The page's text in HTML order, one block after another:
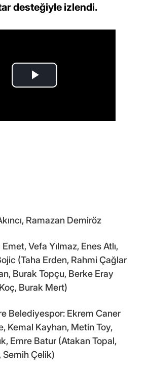
desteğiyle izlendi.
Ramazan Demiröz
Vefa Yılmaz, Enes Atlı,
(Taha Erden, Rahmi Çağlar
Burak Topçu, Berke Eray
Burak Mert)
Belediyespor: Ekrem Caner
Kemal Kayhan, Metin Toy,
Emre Batur (Atakan Topal,
Çelik)